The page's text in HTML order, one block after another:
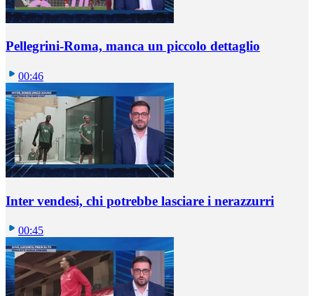
Pellegrini-Roma, manca un piccolo dettaglio
00:46
Inter vendesi, chi potrebbe lasciare i nerazzurri
00:45